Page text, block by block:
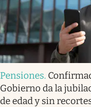
Pensiones.
Gobierno da la
de edad y sin